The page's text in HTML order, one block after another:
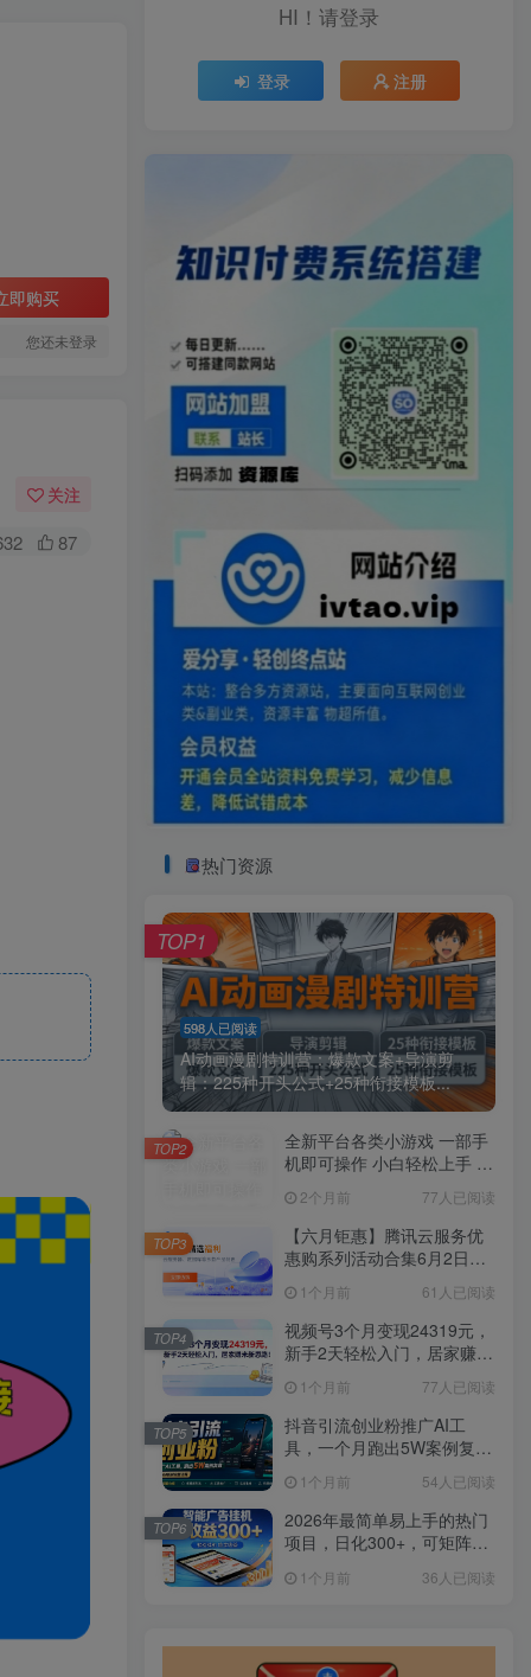
即购买
您还未登录
关注
87
HI！请登录
登录 注册
热门资源
598人已阅读
AI动画漫剧特训营：爆款文案+导演剪
辑：225种开头公式+25种衔接模板...
TOP1
全新平台各类小游戏 一部手
机即可操作 小白轻松上手 长
2个月前 77人已阅读
TOP2
【六月钜惠】腾讯云服务优
惠购系列活动合集6月2日更
1个月前 61人已阅读
TOP3
视频号3个月变现24319元，
新手2天轻松入门，居家赚米
1个月前 77人已阅读
TOP4
抖音引流创业粉推广AI工
具，一个月跑出5W案例复
1个月前 54人已阅读
TOP5
2026年最简单易上手的热门
项目，日化300+，可矩阵操
1个月前 36人已阅读
TOP6